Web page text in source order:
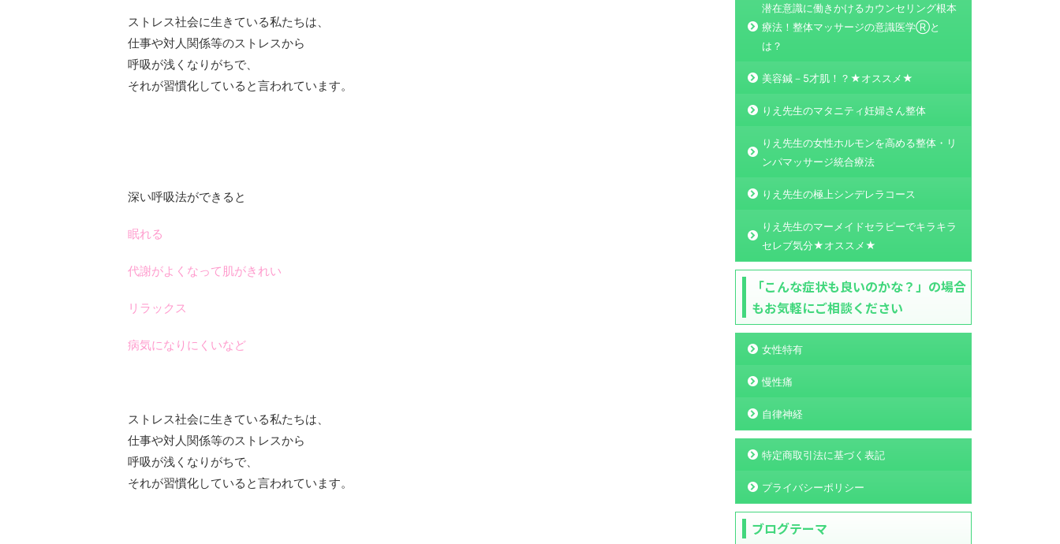
ストレス社会に生きている私たちは、
仕事や対人関係等のストレスから
呼吸が浅くなりがちで、
それが習慣化していると言われています。
深い呼吸法ができると
眠れる
代謝がよくなって肌がきれい
リラックス
病気になりにくいなど
ストレス社会に生きている私たちは、
仕事や対人関係等のストレスから
呼吸が浅くなりがちで、
それが習慣化していると言われています。
潜在意識に働きかけるカウンセリング根本
療法！整体マッサージの意識医学Ⓡと
は？
美容鍼－5才肌！？★オススメ★
りえ先生のマタニティ妊婦さん整体
りえ先生の女性ホルモンを高める整体・リ
ンパマッサージ統合療法
りえ先生の極上シンデレラコース
りえ先生のマーメイドセラピーでキラキラ
セレブ気分★オススメ★
「こんな症状も良いのかな？」の場合
もお気軽にご相談ください
女性特有
慢性痛
自律神経
特定商取引法に基づく表記
プライバシーポリシー
ブログテーマ